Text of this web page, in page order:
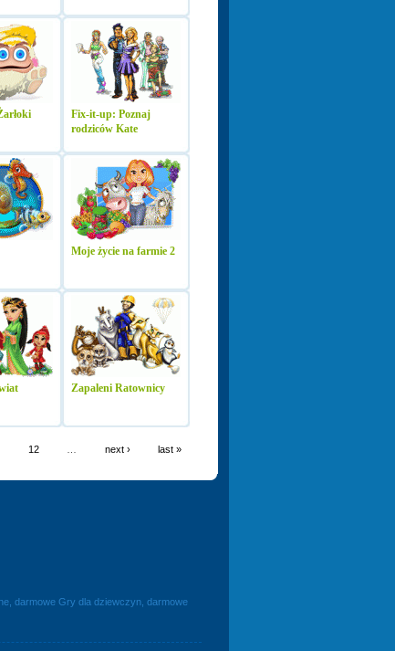
Fix-it-up: Poznaj
rodziców Kate
Moje życie na farmie 2
Zapaleni Ratownicy
12 next › last »
darmowe Gry dla dziewczyn, darmowe